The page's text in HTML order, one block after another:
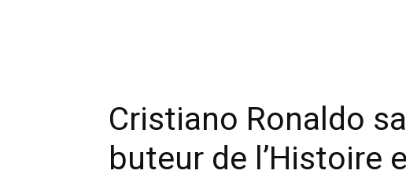
Cristiano Ronaldo
buteur de l’Histoire